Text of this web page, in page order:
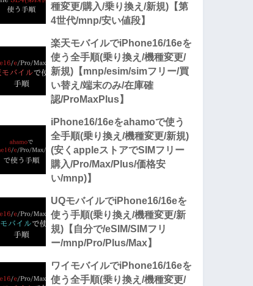
種変更/購入/乗り換え/新規)【第
4世代/mnp/安い値段】
楽天モバイルでiPhone16/16eを
使う全手順(乗り換え/機種変更/
新規)【mnp/esim/simフリー/買
い替え/端末のみ/在庫確
認/ProMaxPlus】
iPhone16/16eをahamoで使う
全手順(乗り換え/機種変更/新規)
(安くappleストアでSIMフリー
購入/Pro/Max/Plus/価格安
い/mnp)】
UQモバイルでiPhone16/16eを
使う手順(乗り換え/機種変更/新
規)【自分で/eSIM/SIMフリ
ー/mnp/Pro/Plus/Max】
ワイモバイルでiPhone16/16eを
使う全手順(乗り換え/機種変更/